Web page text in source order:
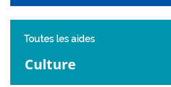
Toutes les aides
Culture